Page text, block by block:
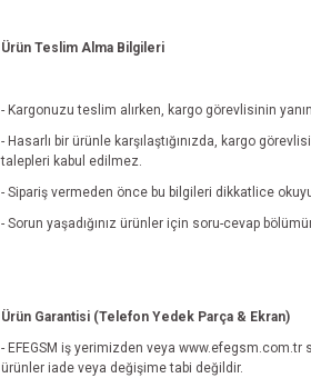
Ürün Teslim Alma Bilgileri
- Kargonuzu teslim alırken, kargo görevlisinin
- Hasarlı bir ürünle karşılaştığınızda, kargo
talepleri kabul edilmez.
- Sipariş vermeden önce bu bilgileri dikkatlice
- Sorun yaşadığınız ürünler için soru-cevap
Ürün Garantisi (Telefon Yedek Parça & Ekran)
- EFEGSM iş yerimizden veya
ürünler iade veya değişime tabi değildir.